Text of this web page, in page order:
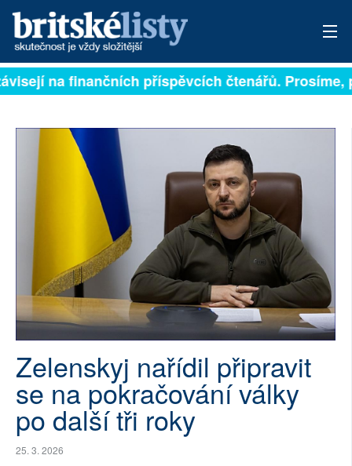
PŘIHLÁSIT
ARCHIV
ROZHOVORY
TÉMATA
NEJČTENĚJŠÍ ZA 7 DNÍ
AUTOŘI
SOCIÁLNÍ SÍTĚ
RUBRIKY
PLNÁ VERZE STRÁNEK
na finančních příspěvcích čtenářů. Prosíme,
Zelenskyj nařídil připravit
se na pokračování války
po další tři roky
25. 3. 2026